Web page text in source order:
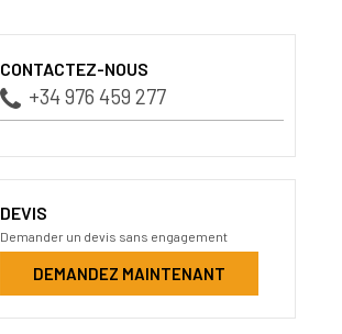
CONTACTEZ-NOUS
+34 976 459 277
DEVIS
Demander un devis sans engagement
DEMANDEZ MAINTENANT